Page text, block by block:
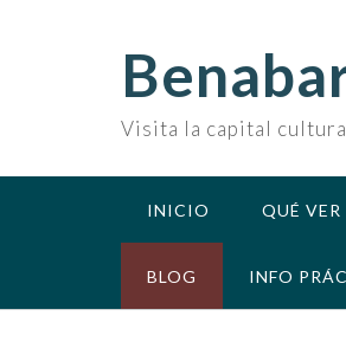
Visita la capital
INICIO QUÉ VER
BLOG INFO